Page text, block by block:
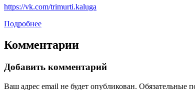
https://vk.com/trimurti.kaluga
Подробнее
Комментарии
Добавить комментарий
Ваш адрес email не будет опубликован. Обязательные